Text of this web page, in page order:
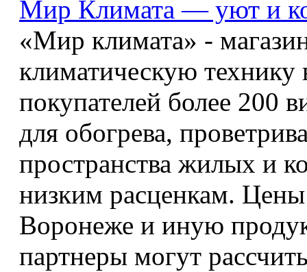
Мир Климата — уют и
«Мир климата» -
климатическую
покупателей более 200
для обогрева,
пространства жилых и
низким расценкам. Цены
Воронеже и иную
партнеры могут